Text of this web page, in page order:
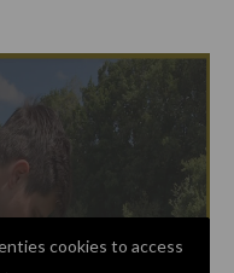
cookies to access